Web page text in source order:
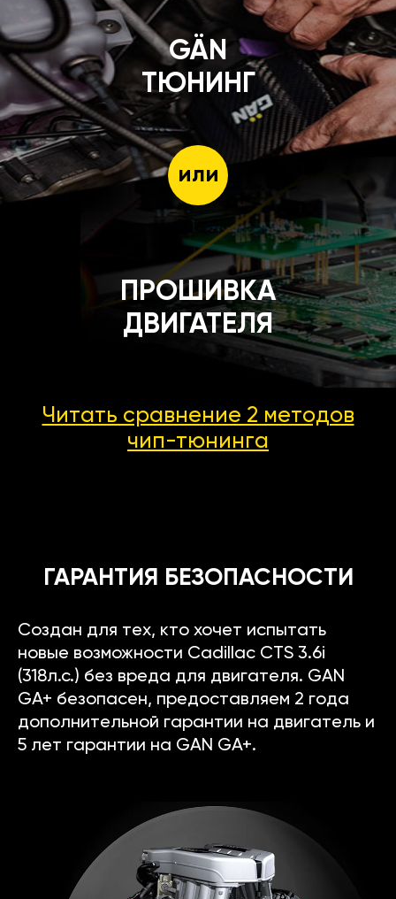
GÄN
ТЮНИНГ
или
ПРОШИВКА
ДВИГАТЕЛЯ
Читать сравнение 2 методов
чип-тюнинга
ГАРАНТИЯ БЕЗОПАСНОСТИ
Создан для тех, кто хочет испытать
новые возможности Cadillac CTS 3.6i
(318л.с.) без вреда для двигателя. GAN
GA+ безопасен, предоставляем 2 года
дополнительной гарантии на двигатель и
5 лет гарантии на GAN GA+.